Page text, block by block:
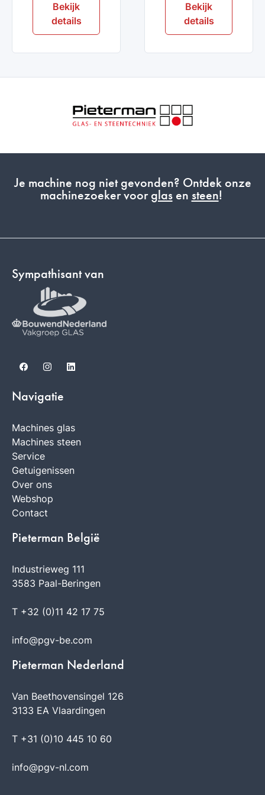
Bekijk
details
Bekijk
details
Je machine nog niet gevonden? Ontdek onze
machinezoeker voorglasen steen!
Sympathisant van
Facebook
InstagramLinkedIn
Navigatie
Machines glas
Machines steen
Service
Getuigenissen
Over ons
Webshop
Contact
Pieterman België
Industrieweg 111
3583 Paal-Beringen
T +32 (0)11 42 17 75
info@pgv-be.com
Pieterman Nederland
Van Beethovensingel 126
3133 EA Vlaardingen
T +31 (0)10 445 10 60
info@pgv-nl.com